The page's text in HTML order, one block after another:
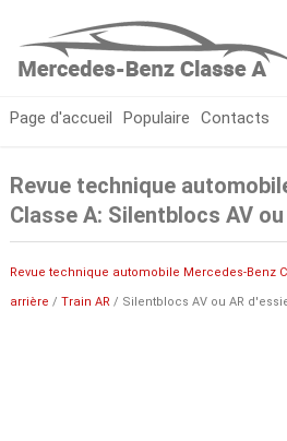
Page d'accueil Populaire Contacts
Revue technique
Classe A: Silentblocs AV
Revue technique automobile Mercedes-Benz
arrière / Train AR/ Silentblocs AV ou AR